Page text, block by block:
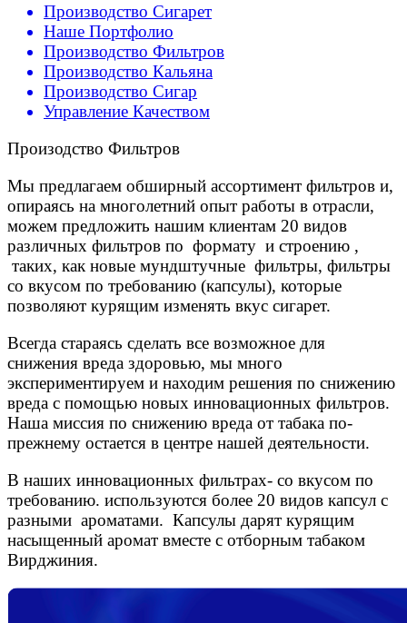
Производство Сигарет
Наше Портфолио
Производство Фильтров
Производство Кальяна
Производство Сигар
Управление Качеством
Произодство Фильтров
Мы предлагаем обширный ассортимент фильтров и,
опираясь на многолетний опыт работы в отрасли,
можем предложить нашим клиентам 20 видов
различных фильтров по формату и строению ,
таких, как новые мундштучные фильтры, фильтры
со вкусом по требованию (капсулы), которые
позволяют курящим изменять вкус сигарет.
Всегда стараясь сделать все возможное для
снижения вреда здоровью, мы много
экспериментируем и находим решения по снижению
вреда с помощью новых инновационных фильтров.
Наша миссия по снижению вреда от табака по-
прежнему остается в центре нашей деятельности.
В наших инновационных фильтрах- со вкусом по
требованию. используются более 20 видов капсул с
разными ароматами. Капсулы дарят курящим
насыщенный аромат вместе с отборным табаком
Вирджиния.